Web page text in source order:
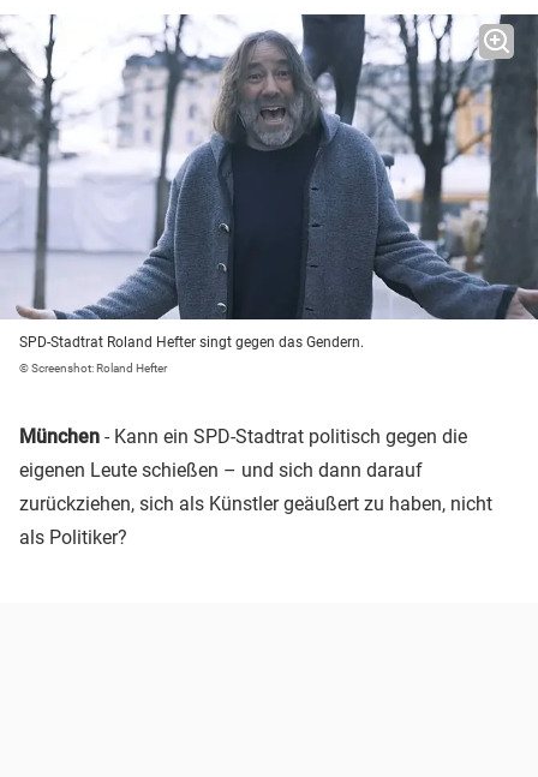
SPD-Stadtrat Roland Hefter singt gegen das Gendern.
© Screenshot: Roland Hefter
München - Kann ein SPD-Stadtrat politisch gegen die
eigenen Leute schießen – und sich dann darauf
zurückziehen, sich als Künstler geäußert zu haben, nicht
als Politiker?